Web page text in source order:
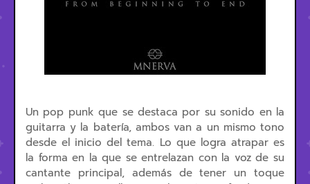
Un pop punk que se destaca por su sonido en la
guitarra y la batería, ambos van a un mismo tono
desde el inicio del tema. Lo que logra atrapar es
la forma en la que se entrelazan con la voz de su
cantante principal, además de tener un toque